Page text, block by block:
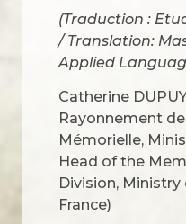
(Traduction :
/ Translation:
Applied
Catherine
Rayonnement
Mémorielle,
Head of the
Division,
France)